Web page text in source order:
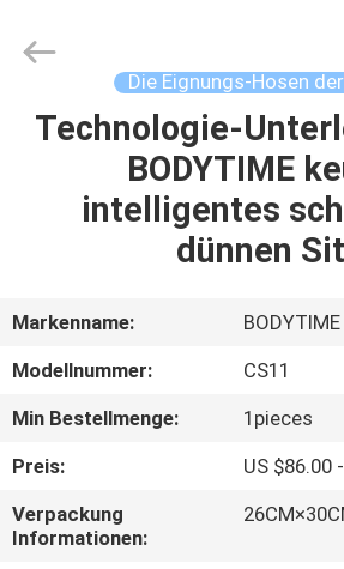
HAUS
PRODUKTE
UNS
AUSFLUG
Technology
Reserved.
Die Eignungs-Hosen
Technologie-
BODYTIME
intelligentes
dünnen
Markenname:
BODYTIME
Modellnummer:
CS11
Min Bestellmenge:
1pieces
Preis:
US $86.00
Verpackung
Informationen: